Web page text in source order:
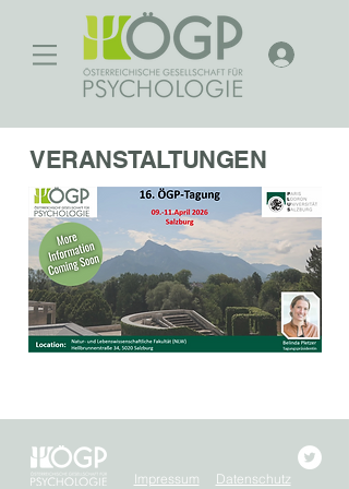
VERANSTALTUNGEN
Impressum Datenschutz